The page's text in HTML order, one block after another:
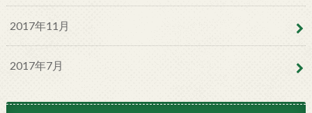
2017年11月
2017年7月